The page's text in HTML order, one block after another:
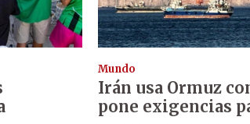
Mundo
Irán usa Ormuz
pone exigencias